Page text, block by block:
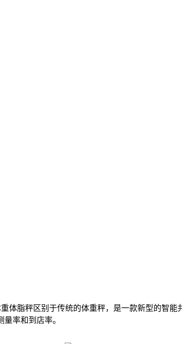
体脂秤区别于传统的体重秤，是一款新型的智
率和到店率。